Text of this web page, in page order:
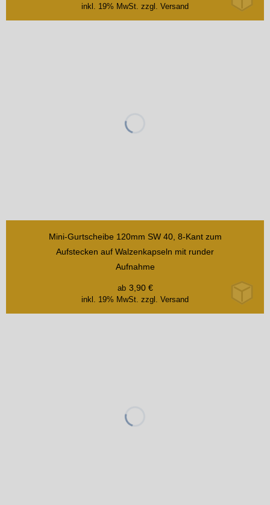
inkl. 19% MwSt. zzgl. Versand
Mini-Gurtscheibe 120mm SW 40, 8-Kant zum
Aufstecken auf Walzenkapseln mit runder
Aufnahme
inkl. 19% MwSt. zzgl. Versand
ab 3,90€